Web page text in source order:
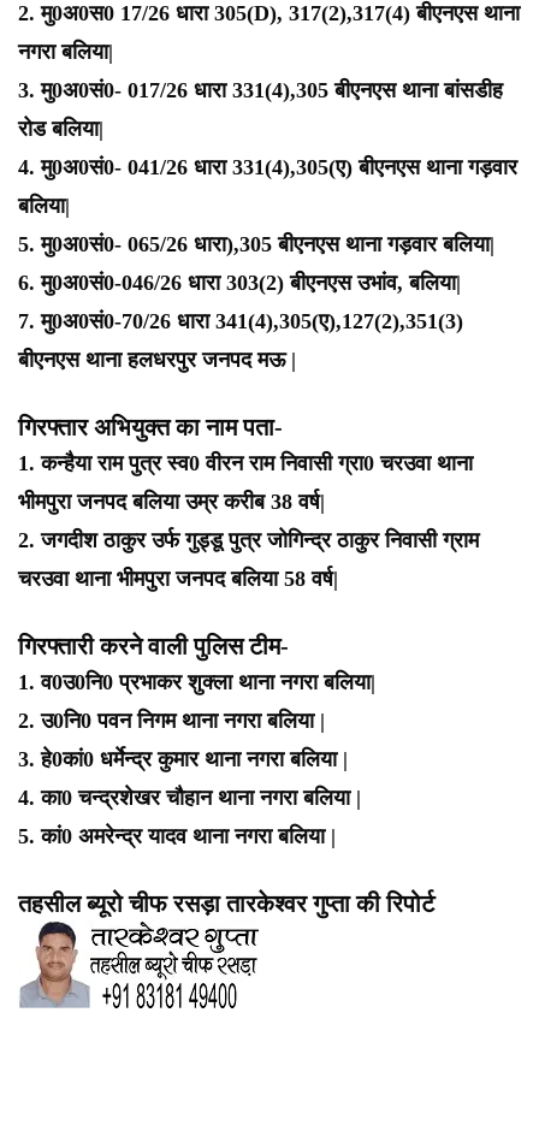
2. मु0अ0स0 17/26 धारा 305(D), 317(2),317(4) बीएनएस थाना
नगरा बलिया|
3. मु0अ0सं0- 017/26 धारा 331(4),305 बीएनएस थाना बांसडीह
रोड बलिया|
4. मु0अ0सं0- 041/26 धारा 331(4),305(ए) बीएनएस थाना गड़वार
बलिया|
5. मु0अ0सं0- 065/26 धारा),305 बीएनएस थाना गड़वार बलिया|
6. मु0अ0सं0-046/26 धारा 303(2) बीएनएस उभांव, बलिया|
7. मु0अ0सं0-70/26 धारा 341(4),305(ए),127(2),351(3)
बीएनएस थाना हलधरपुर जनपद मऊ |
गिरफ्तार अभियुक्त का नाम पता-
1. कन्हैया राम पुत्र स्व0 वीरन राम निवासी ग्रा0 चरउवा थाना
भीमपुरा जनपद बलिया उम्र करीब 38 वर्ष|
2. जगदीश ठाकुर उर्फ गुड्डू पुत्र जोगिन्द्र ठाकुर निवासी ग्राम
चरउवा थाना भीमपुरा जनपद बलिया 58 वर्ष|
गिरफ्तारी करने वाली पुलिस टीम-
1. व0उ0नि0 प्रभाकर शुक्ला थाना नगरा बलिया|
2. उ0नि0 पवन निगम थाना नगरा बलिया |
3. हे0कां0 धर्मेन्द्र कुमार थाना नगरा बलिया |
4. का0 चन्द्रशेखर चौहान थाना नगरा बलिया |
5. कां0 अमरेन्द्र यादव थाना नगरा बलिया |
तहसील ब्यूरो चीफ रसड़ा तारकेश्वर गुप्ता की रिपोर्ट